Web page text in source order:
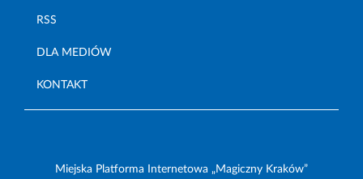
RSS
DLA MEDIÓW
KONTAKT
Miejska Platforma Internetowa „Magiczny Kraków”